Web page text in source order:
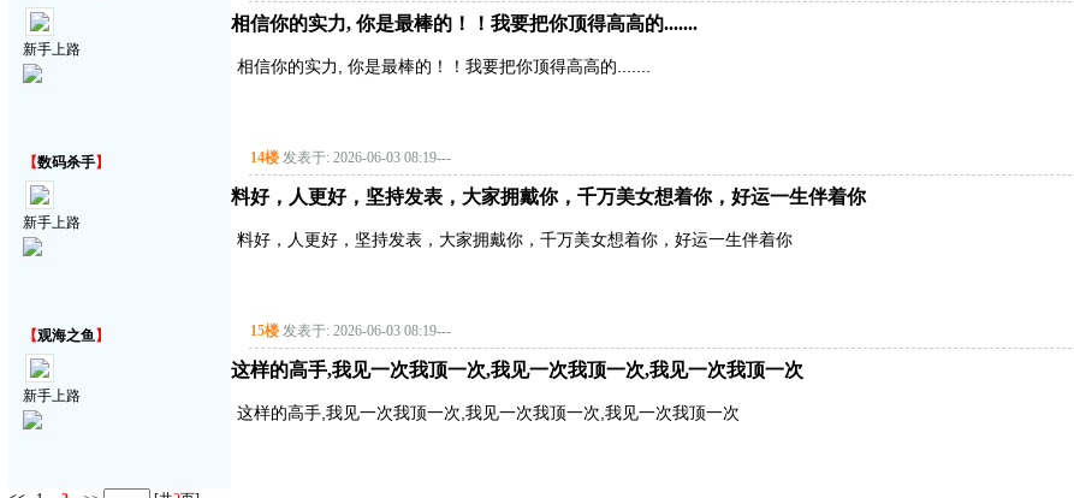
新手上路
相信你的实力, 你是最棒的！！我要把你顶得高高的.......
相信你的实力, 你是最棒的！！我要把你顶得高高的.......
【数码杀手】
新手上路
14楼 发表于: 2026-06-03 08:19---
料好，人更好，坚持发表，大家拥戴你，千万美女想着你，好运一生伴着你
料好，人更好，坚持发表，大家拥戴你，千万美女想着你，好运一生伴着你
【观海之鱼】
新手上路
15楼 发表于: 2026-06-03 08:19---
这样的高手,我见一次我顶一次,我见一次我顶一次,我见一次我顶一次
这样的高手,我见一次我顶一次,我见一次我顶一次,我见一次我顶一次